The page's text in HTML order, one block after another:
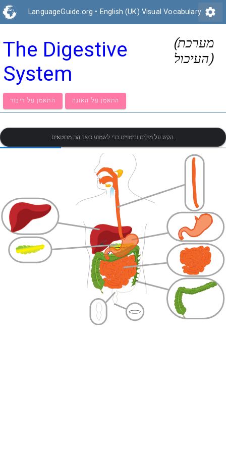
LanguageGuide.org • English (UK) Visual Vocabulary settings
The Digestive
System
(מערכת
העיכול)
התאמן על דיבור התאמן על האזנה
הקש על מילים וביטויים כדי לשמוע כיצד הם מבוטאים.